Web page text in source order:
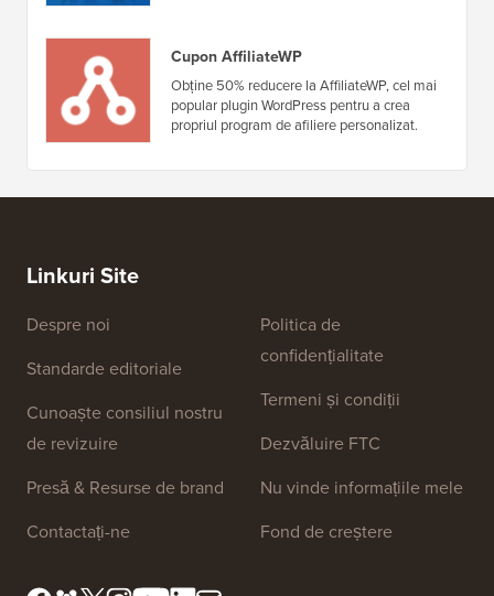
Cupon AffiliateWP
Obține 50% reducere la AffiliateWP, cel mai
popular plugin WordPress pentru a crea
propriul program de afiliere personalizat.
Linkuri Site
Despre noi
Standarde editoriale
Cunoaște consiliul nostru
de revizuire
Presă & Resurse de brand
Contactați-ne
Politica de
confidențialitate
Termeni și condiții
Dezvăluire FTC
Nu vinde informațiile mele
Fond de creștere